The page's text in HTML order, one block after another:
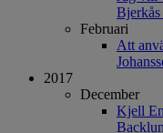
Bjerkås
Februari
Att
2017
December
Kjell